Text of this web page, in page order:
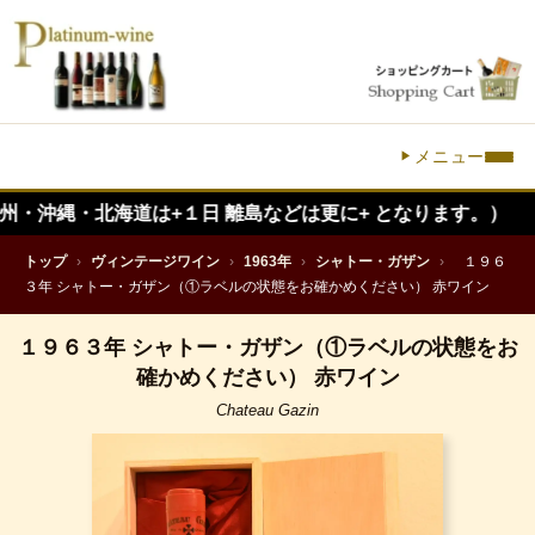
メニュー
海道は+１日 離島などは更に+ となります。）
トップ › ヴィンテージワイン › 1963年 › シャトー・ガザン ›
１９６
３年 シャトー・ガザン（①ラベルの状態をお確かめください） 赤ワイン
１９６３年 シャトー・ガザン（①ラベルの状態をお
確かめください） 赤ワイン
Chateau Gazin